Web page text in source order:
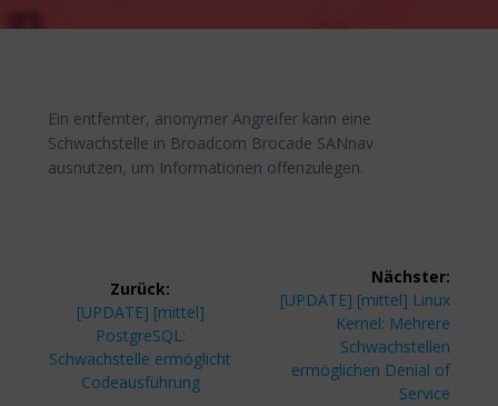
Ein entfernter, anonymer Angreifer kann eine
Schwachstelle in Broadcom Brocade SANnav
ausnutzen, um Informationen offenzulegen.
Zurück:
Vorheriger
Beitrag:
[UPDATE] [mittel]
PostgreSQL:
Schwachstelle ermöglicht
Codeausführung
Nächster:
Nächster
[UPDATE] [mittel] Linux
Kernel: Mehrere
Schwachstellen
ermöglichen Denial of
Service